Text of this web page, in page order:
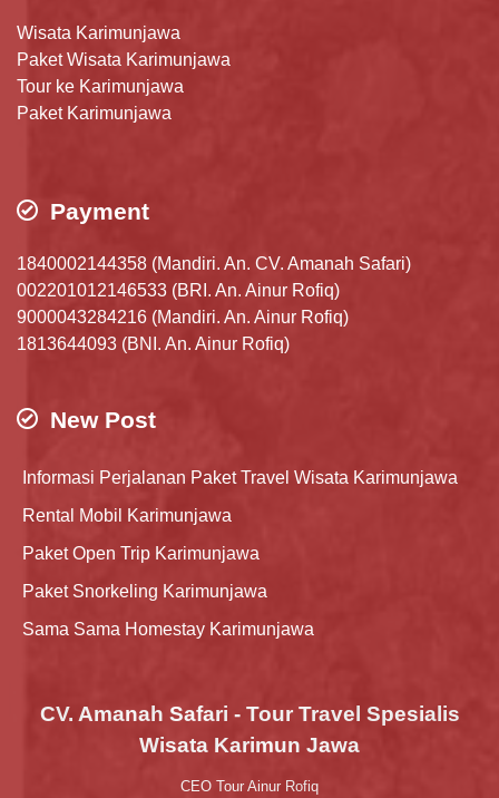
Wisata Karimunjawa
Paket Wisata Karimunjawa
Tour ke Karimunjawa
Paket Karimunjawa
Payment
1840002144358 (Mandiri. An. CV. Amanah Safari)
002201012146533 (BRI. An. Ainur Rofiq)
9000043284216 (Mandiri. An. Ainur Rofiq)
1813644093 (BNI. An. Ainur Rofiq)
New Post
Informasi Perjalanan Paket Travel Wisata Karimunjawa
Rental Mobil Karimunjawa
Paket Open Trip Karimunjawa
Paket Snorkeling Karimunjawa
Sama Sama Homestay Karimunjawa
CV. Amanah Safari - Tour Travel Spesialis
Wisata Karimun Jawa
CEO Tour Ainur Rofiq